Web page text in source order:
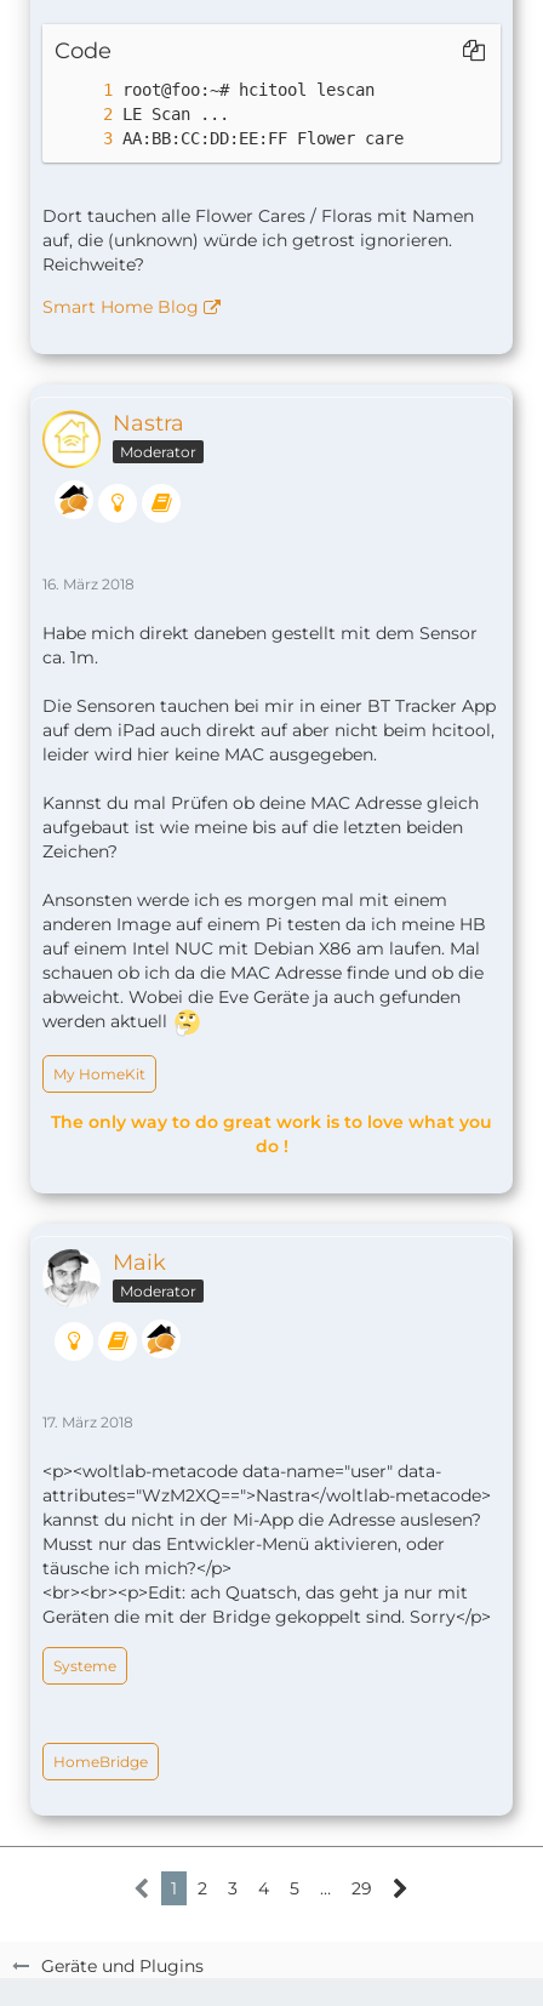
Geräte und Plugins
Code
AA:BB:CC:DD:EE:FF Flower care
Dort tauchen alle Flower Cares / Floras mit Namen
auf, die (unknown) würde ich getrost ignorieren.
Reichweite?
Smart Home Blog
Nastra
Moderator
16. März 2018
Habe mich direkt daneben gestellt mit dem Sensor
ca. 1m.
Die Sensoren tauchen bei mir in einer BT Tracker App
auf dem iPad auch direkt auf aber nicht beim hcitool,
leider wird hier keine MAC ausgegeben.
Kannst du mal Prüfen ob deine MAC Adresse gleich
aufgebaut ist wie meine bis auf die letzten beiden
Zeichen?
Ansonsten werde ich es morgen mal mit einem
anderen Image auf einem Pi testen da ich meine HB
auf einem Intel NUC mit Debian X86 am laufen. Mal
schauen ob ich da die MAC Adresse finde und ob die
abweicht. Wobei die Eve Geräte ja auch gefunden
werden aktuell
My HomeKit
The only way to do great work is to love what you
do !
Maik
Moderator
17. März 2018
<p><woltlab-metacode data-name="user" data-
attributes="WzM2XQ==">Nastra</woltlab-metacode>
kannst du nicht in der Mi-App die Adresse auslesen?
Musst nur das Entwickler-Menü aktivieren, oder
täusche ich mich?</p>
<br><br><p>Edit: ach Quatsch, das geht ja nur mit
Geräten die mit der Bridge gekoppelt sind. Sorry</p>
Systeme
HomeBridge
1 2 3 4 5 … 29